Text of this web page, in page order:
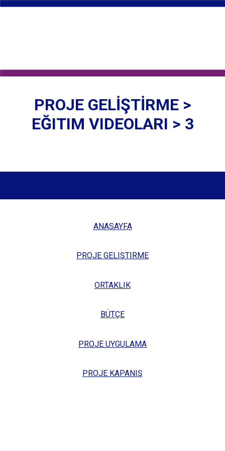
PROJE GELİŞTİRME >
EĞITIM VIDEOLARI > 3
ANASAYFA
PROJE GELIŞTIRME
ORTAKLIK
BÜTÇE
PROJE UYGULAMA
PROJE KAPANIŞ